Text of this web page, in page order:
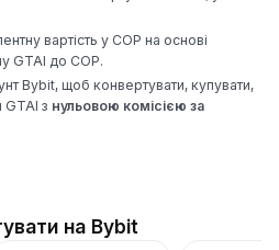
вартість у COP на основі
GTAI до COP.
Bybit, щоб конвертувати, купувати,
GTAI з нульовою комісією за
на Bybit